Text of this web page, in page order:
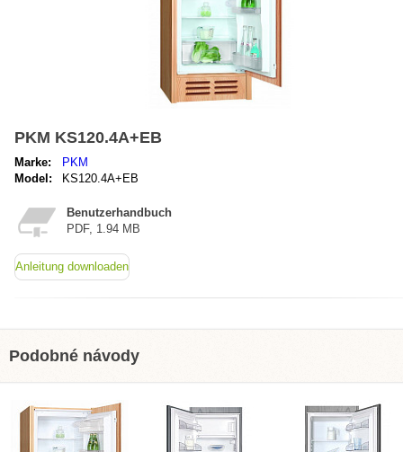
PKM KS120.4A+EB
Marke:
PKM
Model:
KS120.4A+EB
Benutzerhandbuch
PDF, 1.94 MB
Anleitung downloaden
Podobné návody